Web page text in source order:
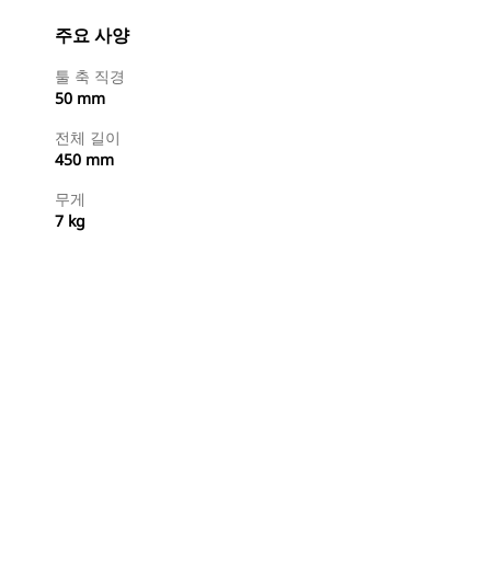
주요 사양
툴 축 직경
50 mm
전체 길이
450 mm
무게
7 kg